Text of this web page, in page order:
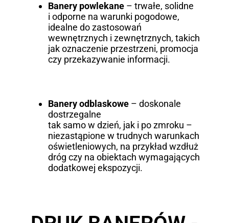
Banery powlekane– trwałe, solidne
i odporne na warunki pogodowe,
idealne do zastosowań
wewnętrznych i zewnętrznych, takich
jak oznaczenie przestrzeni, promocja
czy przekazywanie informacji.
Banery odblaskowe– doskonale
dostrzegalne
tak samo w dzień, jak i po zmroku –
niezastąpione w trudnych warunkach
oświetleniowych, na przykład wzdłuż
dróg czy na obiektach wymagających
dodatkowej ekspozycji.